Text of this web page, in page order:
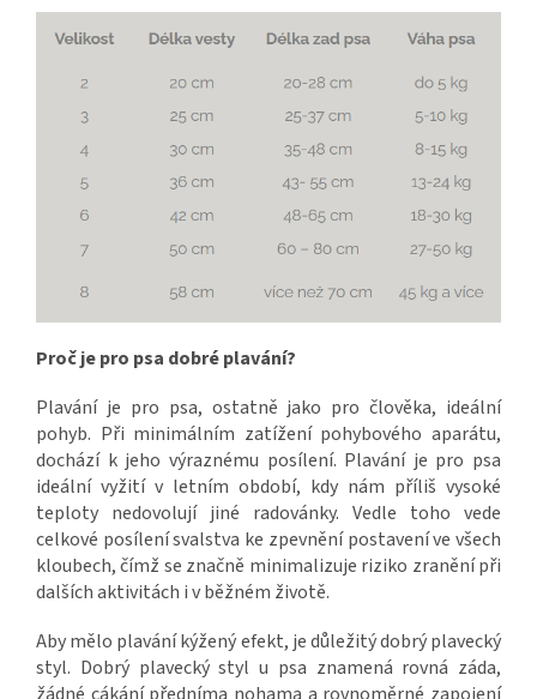
Proč je pro psa dobré plavání?
Plavání je pro psa, ostatně jako pro člověka, ideální
pohyb. Při minimálním zatížení pohybového aparátu,
dochází k jeho výraznému posílení. Plavání je pro psa
ideální vyžití v letním období, kdy nám příliš vysoké
teploty nedovolují jiné radovánky. Vedle toho vede
celkové posílení svalstva ke zpevnění postavení ve všech
kloubech, čímž se značně minimalizuje riziko zranění při
dalších aktivitách i v běžném životě.
Aby mělo plavání kýžený efekt, je důležitý dobrý plavecký
styl. Dobrý plavecký styl u psa znamená rovná záda,